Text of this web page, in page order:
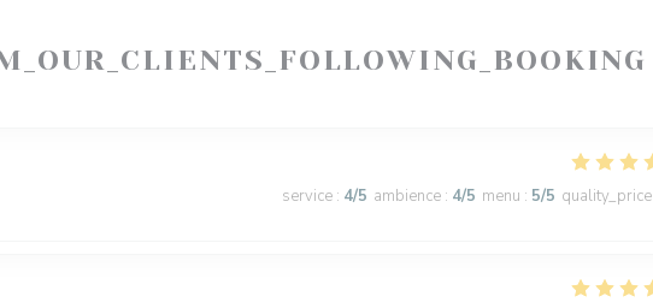
service : 4/5 ambience : 4/5 menu : 5/5 quality_price